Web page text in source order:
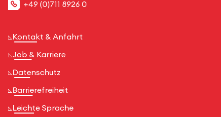
+49 (0)711 8926 0
Kontakt & Anfahrt
Job & Karriere
Datenschutz
Barrierefreiheit
Leichte Sprache